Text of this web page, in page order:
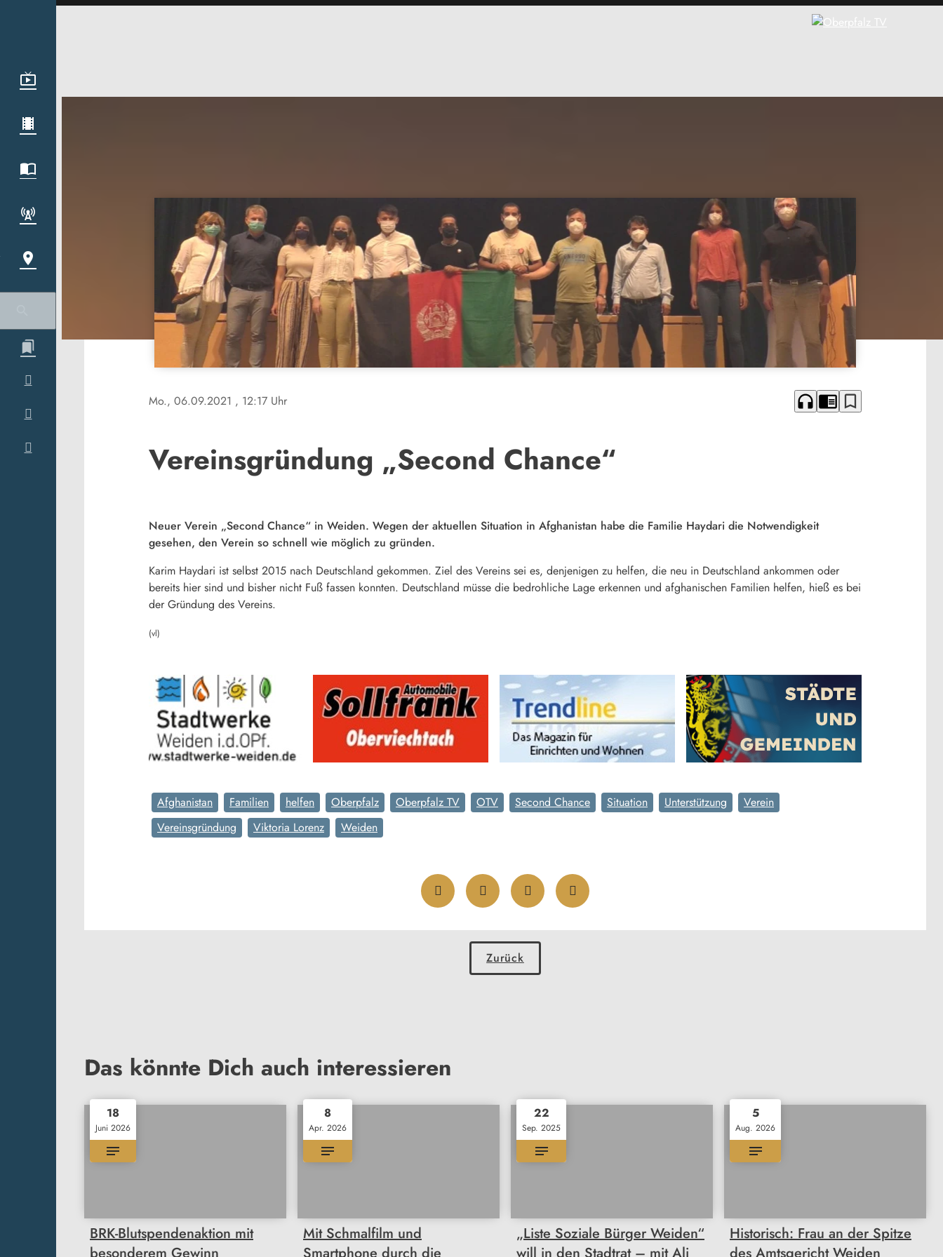
Mo., 06.09.2021 , 12:17 Uhr headphones chrome_reader_mode bookmark_border
Vereinsgründung „Second Chance“
Neuer Verein „Second Chance“ in Weiden. Wegen der aktuellen Situation in Afghanistan habe die Familie Haydari die Notwendigkeit
gesehen, den Verein so schnell wie möglich zu gründen.
Karim Haydari ist selbst 2015 nach Deutschland gekommen. Ziel des Vereins sei es, denjenigen zu helfen, die neu in Deutschland ankommen oder
bereits hier sind und bisher nicht Fuß fassen konnten. Deutschland müsse die bedrohliche Lage erkennen und afghanischen Familien helfen, hieß es bei
der Gründung des Vereins.
(vl)
Afghanistan Familien helfen Oberpfalz Oberpfalz TV OTV Second Chance Situation Unterstützung
Verein
Vereinsgründung
Viktoria Lorenz Weiden
Zurück
Das könnte Dich auch interessieren
18
Juni 2026
BRK-Blutspendenaktion mit
8
Apr. 2026
Mit Schmalfilm und
22
Sep. 2025
„Liste Soziale Bürger Weiden“
5
Aug. 2026
Historisch: Frau an der Spitze